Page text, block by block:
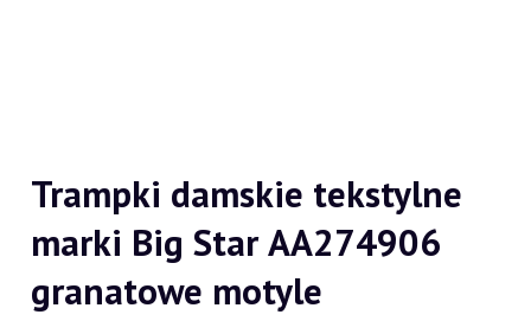
Trampki damskie tekstylne
marki Big StarAA274906
granatowe motyle